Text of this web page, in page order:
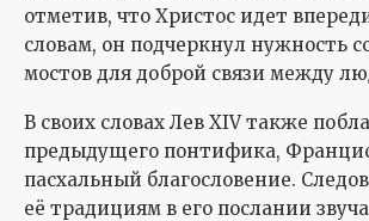
отметив, что Христос идет
словам, он подчеркнул нужность
мостов для доброй связи между
В своих словах Лев XIV также
предыдущего понтифика,
пасхальный благословение.
её традициям в его послании